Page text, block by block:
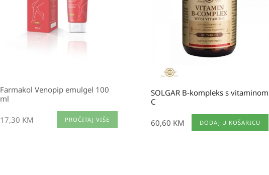
Farmakol Venopip emulgel 100
ml
17,30 KM PROČITAJ VIŠE
SOLGAR B-kompleks s vitaminom
C
60,60 KM DODAJ U KOŠARICU